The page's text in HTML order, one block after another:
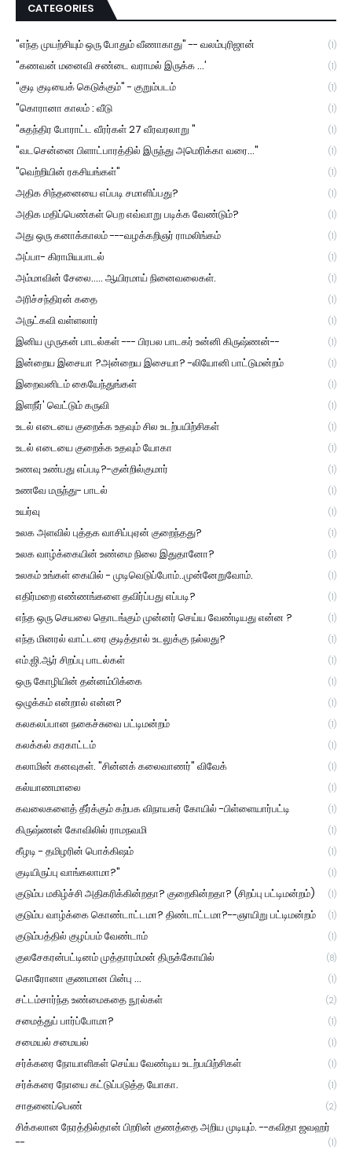
CATEGORIES
"எந்த முயற்சியும் ஒரு போதும் வீணாகாது" -- வலம்புரிஜான் (1)
"கணவன் மனைவி சண்டை வராமல் இருக்க ...' (1)
"குடி குடியைக் கெடுக்கும்" - குறும்படம் (1)
"கொரானா காலம் : வீடு (1)
"சுதந்திர போராட்ட வீரர்கள் 27 வீரவரலாறு " (1)
"வடசென்னை பிளாட்பாரத்தில் இருந்து அமெரிக்கா வரை..." (1)
"வெற்றியின் ரகசியங்கள்" (1)
அதிக சிந்தனையை எப்படி சமாளிப்பது? (1)
அதிக மதிப்பெண்கள் பெற எவ்வாறு படிக்க வேண்டும்? (1)
அது ஒரு கனாக்காலம் ---வழக்கறிஞர் ராமலிங்கம் (1)
அப்பா- கிராமியபாடல் (1)
அம்மாவின் சேலை..... ஆயிரமாய் நினைவலைகள். (1)
அரிச்சந்திரன் கதை (1)
அருட்கவி வள்ளலார் (1)
இனிய முருகன் பாடல்கள் --- பிரபல பாடகர் உன்னி கிருஷ்ணன்-- (1)
இன்றைய இசையா ?அன்றைய இசையா? -லியோனி பாட்டுமன்றம் (1)
இறைவனிடம் கையேந்துங்கள் (1)
இளநீர்' வெட்டும் கருவி (1)
உடல் எடையை குறைக்க உதவும் சில உடற்பயிற்சிகள் (1)
உடல் எடையை குறைக்க உதவும் யோகா (1)
உணவு உண்பது எப்படி?-குன்றில்குமார் (1)
உணவே மருந்து- பாடல் (1)
உயர்வு (1)
உலக அளவில் புத்தக வாசிப்புஏன் குறைந்தது? (1)
உலக வாழ்க்கையின் உண்மை நிலை இதுதானோ? (1)
உலகம் உங்கள் கையில் - முடிவெடுப்போம்..முன்னேறுவோம். (1)
எதிர்மறை எண்ணங்களை தவிர்ப்பது எப்படி? (1)
எந்த ஒரு செயலை தொடங்கும் முன்னர் செய்ய வேண்டியது என்ன ? (1)
எந்த மினரல் வாட்டரை குடித்தால் உடலுக்கு நல்லது? (1)
எம்.ஜி.ஆர் சிறப்பு பாடல்கள் (1)
ஒரு கோழியின் தன்னம்பிக்கை (1)
ஒழுக்கம் என்றால் என்ன? (1)
கலகலப்பான நகைச்சுவை பட்டிமன்றம் (1)
கலக்கல் கரகாட்டம் (1)
கலாமின் கனவுகள். "சின்னக் கலைவாணர்" விவேக் (1)
கல்யாணமாலை (1)
கவலைகளைத் தீர்க்கும் கற்பக விநாயகர் கோயில் -பிள்ளையார்பட்டி (1)
கிருஷ்ணன் கோவிலில் ராமநவமி (1)
கீழடி - தமிழரின் பொக்கிஷம் (1)
குடியிருப்பு வாங்கலாமா?" (1)
குடும்ப மகிழ்ச்சி அதிகரிக்கின்றதா? குறைகின்றதா? (சிறப்பு பட்டிமன்றம்) (1)
குடும்ப வாழ்க்கை கொண்டாட்டமா? திண்டாட்டமா?--ஞாயிறு பட்டிமன்றம் (1)
குடும்பத்தில் குழப்பம் வேண்டாம் (1)
குலசேகரன்பட்டினம் முத்தாரம்மன் திருக்கோயில் (8)
கொரோனா குணமான பின்பு ... (1)
சட்டம்சார்ந்த உண்மைகதை நூல்கள் (2)
சமைத்துப் பார்ப்போமா? (1)
சமையல் சமையல் (1)
சர்க்கரை நோயாளிகள் செய்ய வேண்டிய உடற்பயிற்சிகள் (1)
சர்க்கரை நோயை கட்டுப்படுத்த யோகா. (1)
சாதனைப்பெண் (2)
சிக்கலான நேரத்தில்தான் பிறரின் குணத்தை அறிய முடியும். --கவிதா ஜவஹர்
--
(1)